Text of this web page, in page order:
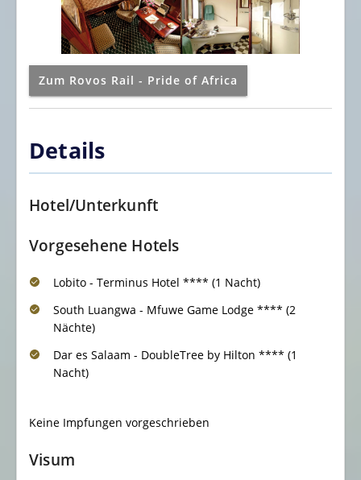
Zum Rovos Rail - Pride of Africa
Details
Hotel/Unterkunft
Vorgesehene Hotels
Lobito - Terminus Hotel **** (1 Nacht)
South Luangwa - Mfuwe Game Lodge **** (2
Nächte)
Dar es Salaam - DoubleTree by Hilton **** (1
Nacht)
Keine Impfungen vorgeschrieben
Visum